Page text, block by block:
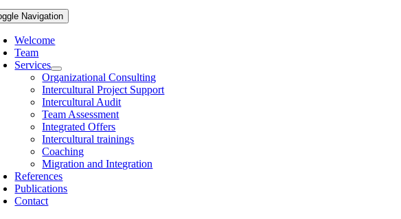
Navigation
Welcome
Team
Services
Organizational Consulting
Intercultural Project Support
Intercultural Audit
Team Assessment
Integrated Offers
Intercultural trainings
Coaching
Migration and Integration
References
Publications
Contact